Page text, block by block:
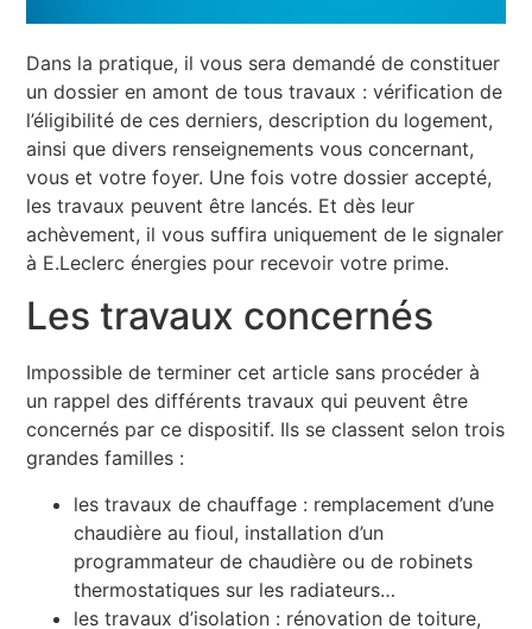
Dans la pratique, il vous sera demandé de constituer
un dossier en amont de tous travaux : vérification de
l’éligibilité de ces derniers, description du logement,
ainsi que divers renseignements vous concernant,
vous et votre foyer. Une fois votre dossier accepté,
les travaux peuvent être lancés. Et dès leur
achèvement, il vous suffira uniquement de le signaler
à E.Leclerc énergies pour recevoir votre prime.
Les travaux concernés
Impossible de terminer cet article sans procéder à
un rappel des différents travaux qui peuvent être
concernés par ce dispositif. Ils se classent selon trois
grandes familles :
les travaux de chauffage : remplacement d’une
chaudière au fioul, installation d’un
programmateur de chaudière ou de robinets
thermostatiques sur les radiateurs…
les travaux d’isolation : rénovation de toiture,